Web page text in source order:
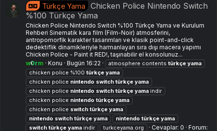
Türkçe Yama
Chicken Police Nintendo Switch
%100 Türkçe Yama
Chicken Police Nintendo Switch %100 Türkçe Yama ve Kurulum
Rehberi Sinematik kara film (Film-Noir) atmosferini,
antropomorfik karakter tasarımları ve klasik point-and-click
dedektiflik dinamikleriyle harmanlayan sıra dışı macera yapımı
Chicken Police - Paint it RED!, taşınabilir el konsolunuz...
w0rm
Konu Bugün 16:22 atmosphere contents türkçe yama
chicken police %100 türkçe yama
chicken police nintendo switch türkçe yama
chicken police nintendo switch türkçe yama i̇ndir
chicken police nintendo türkçe yama
chicken police switch türkçe yama
nintendo switch türkçe yama nintendo türkçe yama
switch türkçe yama indir turkceyama.org Cevaplar: 0 Forum: